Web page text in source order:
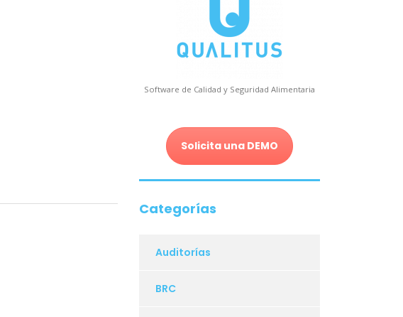
Software de Calidad y Seguridad Alimentaria
Solicita una DEMO
Categorías
Auditorías
BRC